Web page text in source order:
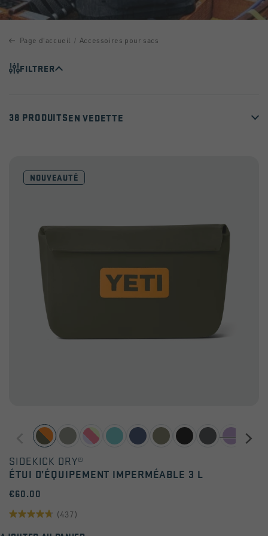
Page d'accueil Accessoires pour sacs
FILTRER
38 PRODUITS
NOUVEAUTÉ
SIDEKICK DRY®
ÉTUI D’ÉQUIPEMENT IMPERMÉABLE 3 L
€60.00
(437)